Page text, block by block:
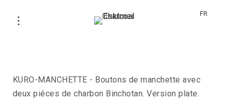
FR
KURO-MANCHETTE - Boutons de manchette avec
deux piéces de charbon Binchotan. Version plate.